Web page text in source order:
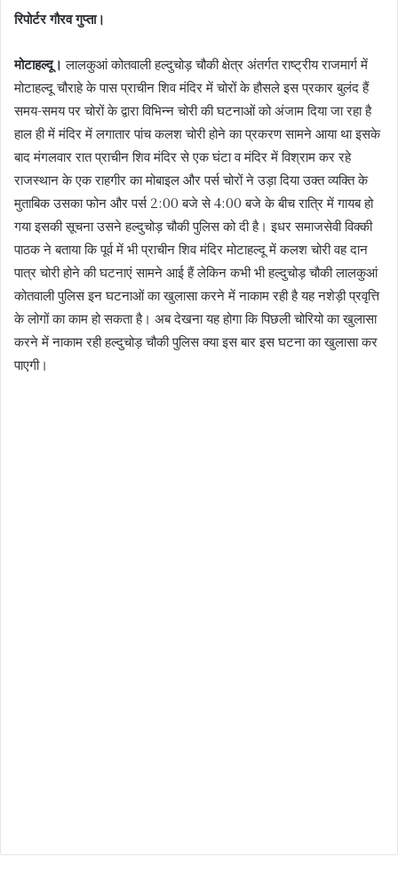
रिपोर्टर गौरव गुप्ता।
मोटाहल्दू। लालकुआं कोतवाली हल्दुचोड़ चौकी क्षेत्र अंतर्गत राष्ट्रीय राजमार्ग में
मोटाहल्दू चौराहे के पास प्राचीन शिव मंदिर में चोरों के हौसले इस प्रकार बुलंद हैं
समय-समय पर चोरों के द्वारा विभिन्न चोरी की घटनाओं को अंजाम दिया जा रहा है
हाल ही में मंदिर में लगातार पांच कलश चोरी होने का प्रकरण सामने आया था इसके
बाद मंगलवार रात प्राचीन शिव मंदिर से एक घंटा व मंदिर में विश्राम कर रहे
राजस्थान के एक राहगीर का मोबाइल और पर्स चोरों ने उड़ा दिया उक्त व्यक्ति के
मुताबिक उसका फोन और पर्स 2:00 बजे से 4:00 बजे के बीच रात्रि में गायब हो
गया इसकी सूचना उसने हल्दुचोड़ चौकी पुलिस को दी है। इधर समाजसेवी विक्की
पाठक ने बताया कि पूर्व में भी प्राचीन शिव मंदिर मोटाहल्दू में कलश चोरी वह दान
पात्र चोरी होने की घटनाएं सामने आई हैं लेकिन कभी भी हल्दुचोड़ चौकी लालकुआं
कोतवाली पुलिस इन घटनाओं का खुलासा करने में नाकाम रही है यह नशेड़ी प्रवृत्ति
के लोगों का काम हो सकता है। अब देखना यह होगा कि पिछली चोरियो का खुलासा
करने में नाकाम रही हल्दुचोड़ चौकी पुलिस क्या इस बार इस घटना का खुलासा कर
पाएगी।